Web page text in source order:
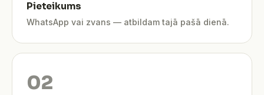
Pieteikums
WhatsApp vai zvans — atbildam tajā pašā dienā.